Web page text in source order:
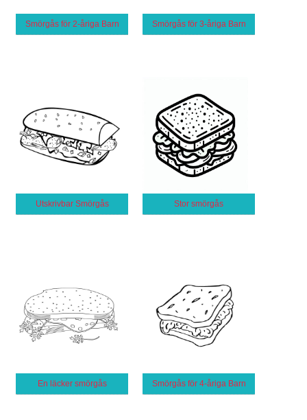
Smörgås för 2-åriga Barn Smörgås för 3-åriga Barn
Utskrivbar Smörgås Stor smörgås
En läcker smörgås Smörgås för 4-åriga Barn